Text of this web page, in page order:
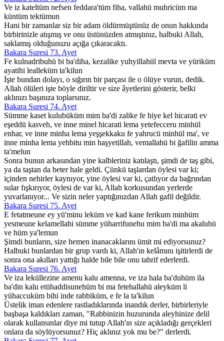
Ve iz kateltüm nefsen feddara'tüm fiha, vallahü muhricüm ma
küntüm tektümun
Hani bir zamanlar siz bir adam öldürmüştünüz de onun hakkında
birbirinizle atışmış ve onu üstünüzden atmıştınız, halbuki Allah,
saklamış olduğunuzu açığa çıkaracaktı.
Bakara Suresi 73. Ayet
Fe kulnadribuhü bi ba'diha, kezalike yuhyillahül mevta ve yüriküm
ayatihi lealleküm ta'kilun
İşte bundan dolayı, o sığırın bir parçası ile o ölüye vurun, dedik.
Allah ölüleri işte böyle diriltir ve size âyetlerini gösterir, belki
aklınızı başınıza toplarsınız.
Bakara Suresi 74. Ayet
Sümme kaset kulubüküm mim ba'di zalike fe hiye kel hicarati ev
eşeddü kasveh, ve inne minel hicarati lema yetefecceru minhül
enhar, ve inne minha lema yeşşekkaku fe yahrucü minhül ma', ve
inne minha lema yehbitu min haşyetillah, vemallahü bi ğafilin amma
ta'melun
Sonra bunun arkasından yine kalbleriniz katılaştı, şimdi de taş gibi,
ya da taştan da beter hale geldi. Çünkü taşlardan öylesi var ki;
içinden nehirler kaynıyor, yine öylesi var ki, çatlıyor da bağrından
sular fışkırıyor, öylesi de var ki, Allah korkusundan yerlerde
yuvarlanıyor... Ve sizin neler yaptığınızdan Allah gafil değildir.
Bakara Suresi 75. Ayet
E fetatmeune ey yü'minu leküm ve kad kane ferikum minhüm
yesmeune kelamellahi sümme yüharrifunehu mim ba'di ma akaluhü
ve hüm ya'lemun
Şimdi bunların, size hemen inanacaklarını ümit mi ediyorsunuz?
Halbuki bunlardan bir grup vardı ki, Allah'ın kelâmını işitirlerdi de
sonra ona akılları yattığı halde bile bile onu tahrif ederlerdi.
Bakara Suresi 76. Ayet
Ve iza leküllezine amenu kalu amenna, ve iza hala ba'duhüm ila
ba'din kalu etühaddisunehüm bi ma fetehallahü aleyküm li
yühaccuküm bihi inde rabbiküm, e fe la ta'kilun
Üstelik iman edenlere rastladıklarında inandık derler, birbirleriyle
başbaşa kaldıkları zaman, "Rabbinizin huzurunda aleyhinize delil
olarak kullansınlar diye mi tutup Allah'ın size açıkladığı gerçekleri
onlara da söylüyorsunuz? Hiç aklınız yok mu be?" derlerdi.